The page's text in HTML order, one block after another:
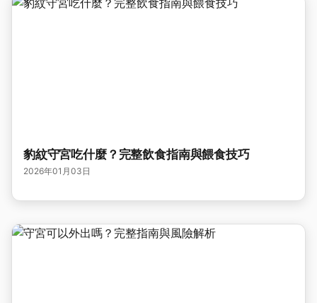
豹紋守宮吃什麼？完整飲食指南與餵食技巧
2026年01月03日